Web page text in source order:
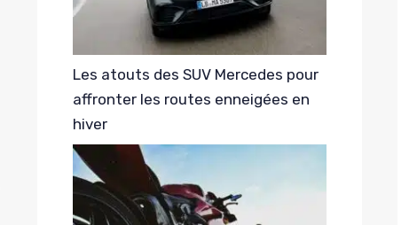
Les atouts des SUV Mercedes pour
affronter les routes enneigées en
hiver